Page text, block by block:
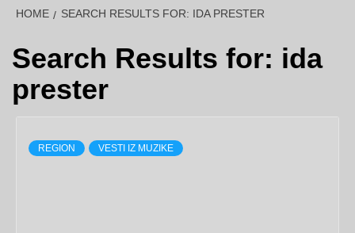
HOME SEARCH RESULTS FOR: IDA PRESTER
Search Results for: ida
prester
REGION VESTI IZ MUZIKE